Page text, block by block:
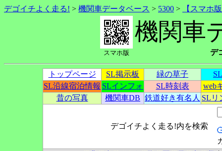
デゴイチよく走る! > 機関車データベース > 5300 > 【スマホ
スマホ版
機関車
デ
トップページ SL掲示板 緑の草子
SL沿線宿泊情報 SLインフォ SL時刻表
web
昔の写真
機関車DB 鉄道好き有名人 SLリ
デゴイチよく走る!内を検索